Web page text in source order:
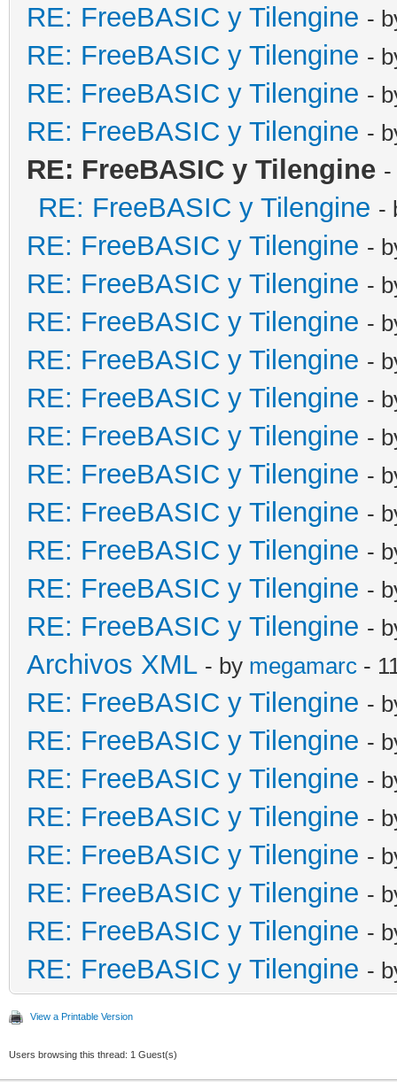
RE: FreeBASIC y Tilengine -
RE: FreeBASIC y Tilengine -
RE: FreeBASIC y Tilengine -
RE: FreeBASIC y Tilengine -
RE: FreeBASIC y Tilengine
RE: FreeBASIC y Tilengine -
RE: FreeBASIC y Tilengine -
RE: FreeBASIC y Tilengine -
RE: FreeBASIC y Tilengine -
RE: FreeBASIC y Tilengine -
RE: FreeBASIC y Tilengine -
RE: FreeBASIC y Tilengine -
RE: FreeBASIC y Tilengine -
RE: FreeBASIC y Tilengine -
RE: FreeBASIC y Tilengine -
RE: FreeBASIC y Tilengine -
RE: FreeBASIC y Tilengine -
Archivos XML - by megamarc -
RE: FreeBASIC y Tilengine -
RE: FreeBASIC y Tilengine -
RE: FreeBASIC y Tilengine -
RE: FreeBASIC y Tilengine -
RE: FreeBASIC y Tilengine -
RE: FreeBASIC y Tilengine -
RE: FreeBASIC y Tilengine -
RE: FreeBASIC y Tilengine -
View a Printable Version
Users browsing this thread: 1 Guest(s)